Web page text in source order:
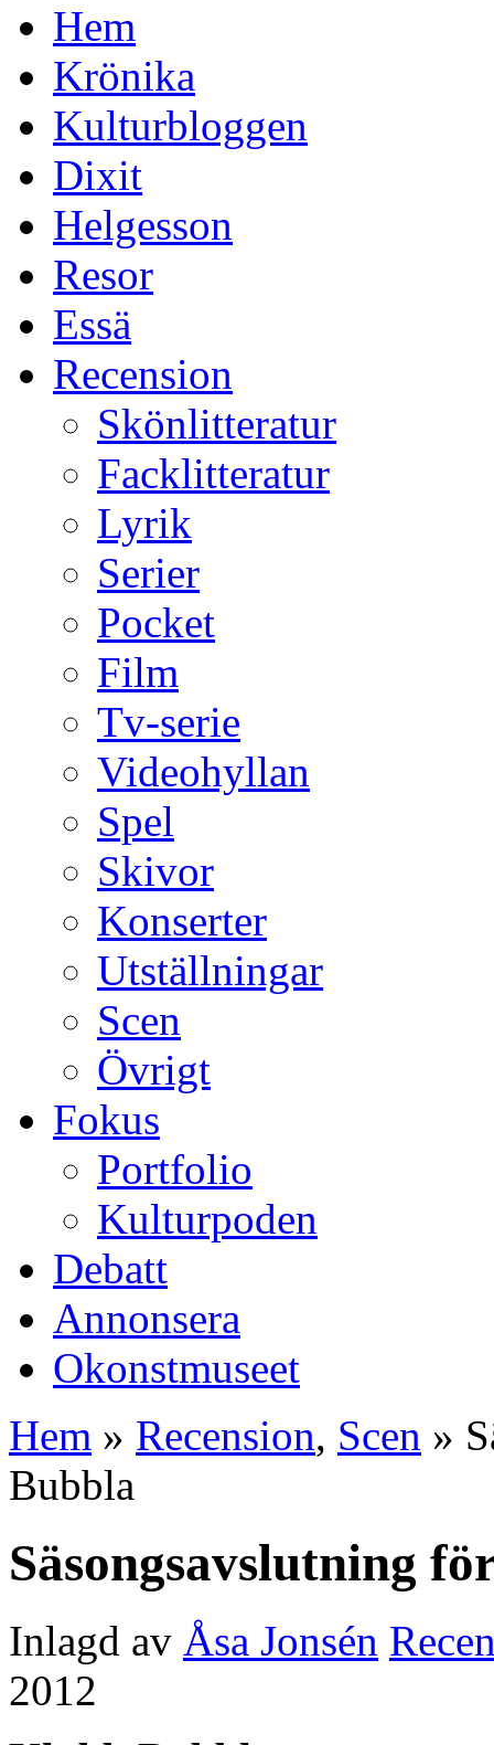
Hem
Krönika
Kulturbloggen
Dixit
Helgesson
Resor
Essä
Recension
Skönlitteratur
Facklitteratur
Lyrik
Serier
Pocket
Film
Tv-serie
Videohyllan
Spel
Skivor
Konserter
Utställningar
Scen
Övrigt
Fokus
Portfolio
Kulturpoden
Debatt
Annonsera
Okonstmuseet
Hem » Recension, Scen »
Bubbla
Säsongsavslutning
Inlagd av Åsa Jonsén
2012